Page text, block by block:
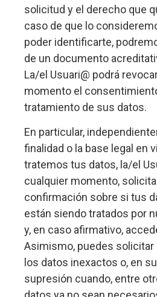
solicitud y el derecho que
caso de que lo
poder identificarte,
de un documento
La/el Usuari@ podrá
momento el
tratamiento de sus datos.
En particular,
finalidad o la base legal en
tratemos tus datos, la/el
cualquier momento,
confirmación sobre si tus
están siendo tratados por
y, en caso afirmativo,
Asimismo, puedes
los datos inexactos o, en
supresión cuando, entre